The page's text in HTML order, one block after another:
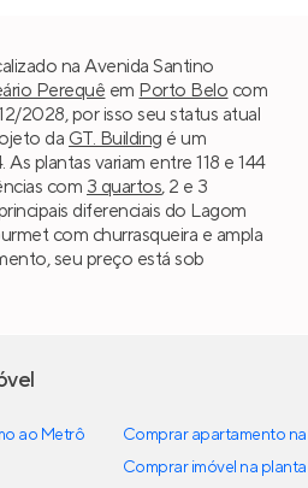
na Avenida Santino
Perequê em Porto Belo com
2028, por isso seu status atual
da GT. Building é um
plantas variam entre 118 e 144
com 3 quartos, 2 e 3
diferenciais do Lagom
com churrasqueira e ampla
seu preço está sob
ao Metrô
Comprar apartamento
Comprar imóvel na planta